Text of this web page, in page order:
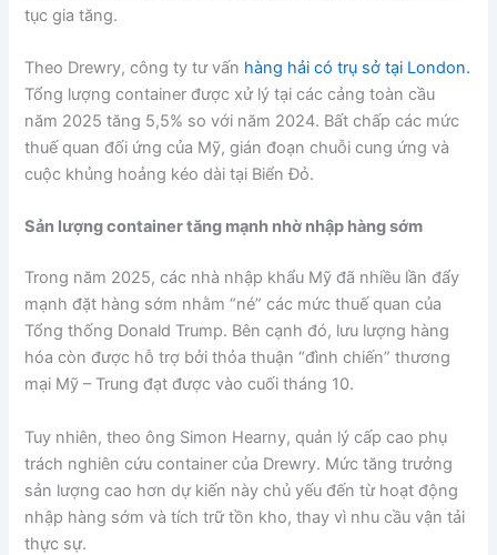
tục gia tăng.
Theo Drewry, công ty tư vấn hàng hải có trụ sở tại London.
Tổng lượng container được xử lý tại các cảng toàn cầu
năm 2025 tăng 5,5% so với năm 2024. Bất chấp các mức
thuế quan đối ứng của Mỹ, gián đoạn chuỗi cung ứng và
cuộc khủng hoảng kéo dài tại Biển Đỏ.
Sản lượng container tăng mạnh nhờ nhập hàng sớm
Trong năm 2025, các nhà nhập khẩu Mỹ đã nhiều lần đẩy
mạnh đặt hàng sớm nhằm “né” các mức thuế quan của
Tổng thống Donald Trump. Bên cạnh đó, lưu lượng hàng
hóa còn được hỗ trợ bởi thỏa thuận “đình chiến” thương
mại Mỹ – Trung đạt được vào cuối tháng 10.
Tuy nhiên, theo ông Simon Hearny, quản lý cấp cao phụ
trách nghiên cứu container của Drewry. Mức tăng trưởng
sản lượng cao hơn dự kiến này chủ yếu đến từ hoạt động
nhập hàng sớm và tích trữ tồn kho, thay vì nhu cầu vận tải
thực sự.